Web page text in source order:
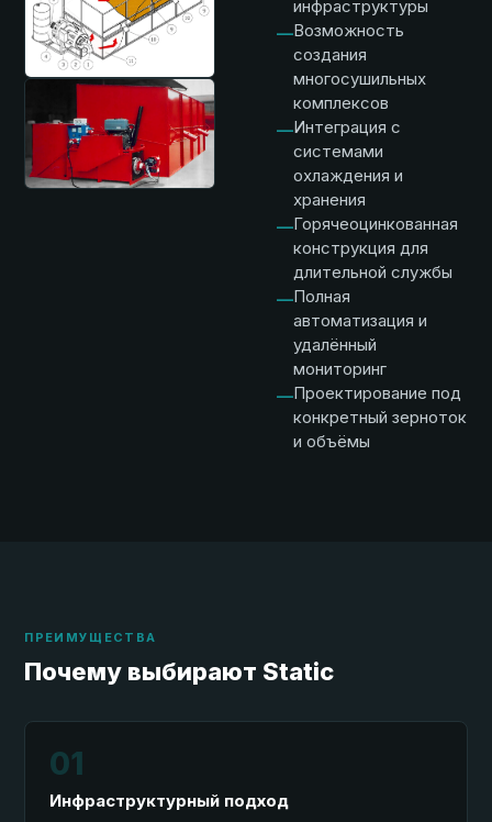
инфраструктуры
—Возможность
создания
многосушильных
комплексов
—Интеграция с
системами
охлаждения и
хранения
—Горячеоцинкованная
конструкция для
длительной службы
—Полная
автоматизация и
удалённый
мониторинг
—Проектирование под
конкретный зерноток
и объёмы
ПРЕИМУЩЕСТВА
Почему выбирают Static
01
Инфраструктурный подход